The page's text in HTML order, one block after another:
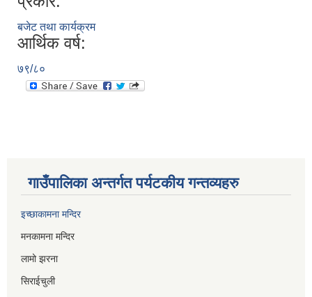
बजेट तथा कार्यक्रम
आर्थिक वर्ष:
७९/८०
गाउँपालिका अन्तर्गत पर्यटकीय गन्तव्यहरु
इच्छाकामना मन्दिर
मनकामना मन्दिर
लामो झरना
सिराईचुली